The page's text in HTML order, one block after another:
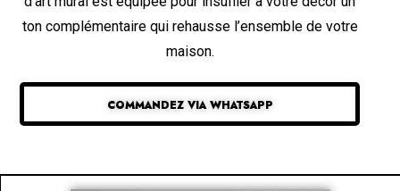
ton complémentaire qui rehausse l’ensemble de votre
maison.
COMMANDEZ VIA WHATSAPP